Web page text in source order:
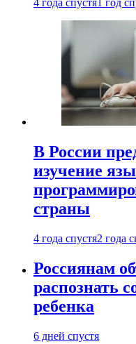
4 года спустя 1 год
В России
изучение
страны
4 года спустя2 года
Россиянам
распознать
ребенка
6 дней спустя